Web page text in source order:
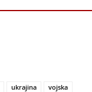
ukrajina vojska